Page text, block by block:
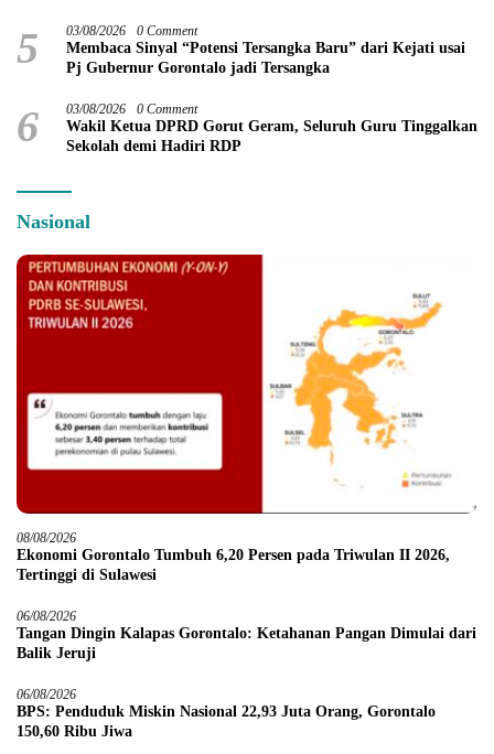
5 03/08/2026 0 Comment
Membaca Sinyal “Potensi Tersangka Baru” dari Kejati usai
Pj Gubernur Gorontalo jadi Tersangka
6 03/08/2026 0 Comment
Wakil Ketua DPRD Gorut Geram, Seluruh Guru Tinggalkan
Sekolah demi Hadiri RDP
Nasional
08/08/2026
Ekonomi Gorontalo Tumbuh 6,20 Persen pada Triwulan II 2026,
Tertinggi di Sulawesi
06/08/2026
Tangan Dingin Kalapas Gorontalo: Ketahanan Pangan Dimulai dari
Balik Jeruji
06/08/2026
BPS: Penduduk Miskin Nasional 22,93 Juta Orang, Gorontalo
150,60 Ribu Jiwa